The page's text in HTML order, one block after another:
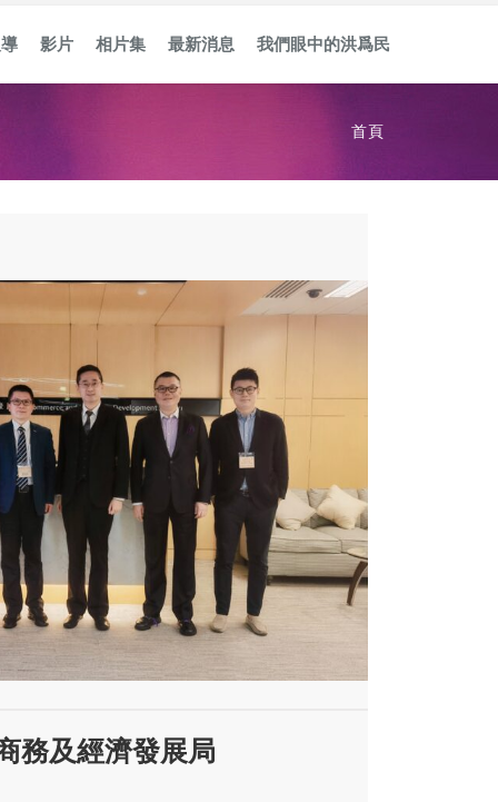
影片 相片集 最新消息 我們眼中的洪爲民
首頁
務及經濟發展局